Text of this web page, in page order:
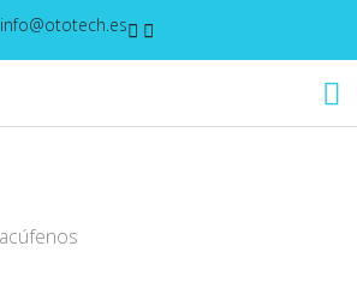
info@ototech.es